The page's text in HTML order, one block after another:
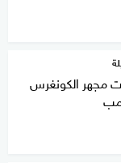
مجهر الكونغرس